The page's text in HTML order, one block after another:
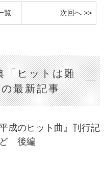
覧 次回へ >>
「ヒットは難
最新記事
成のヒット曲』刊行記
ど 後編